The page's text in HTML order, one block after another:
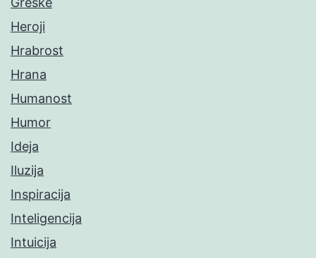
Heroji
Hrabrost
Hrana
Humanost
Humor
Ideja
Iluzija
Inspiracija
Inteligencija
Intuicija